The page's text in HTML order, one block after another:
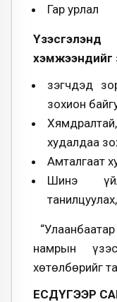
Гар урлал
Үзэсгэлэнд
Үзэгчдэд
зохион
худалдаа
Амталгаат
Шинэ
намрын
хөтөлбөрийг
ЕСДҮГЭЭР